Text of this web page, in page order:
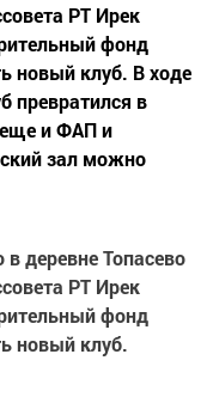
РТ Ирек
фонд
новый клуб. В ходе
превратился в
еще и ФАП и
зал можно
деревне Топасево
РТ Ирек
фонд
новый клуб.